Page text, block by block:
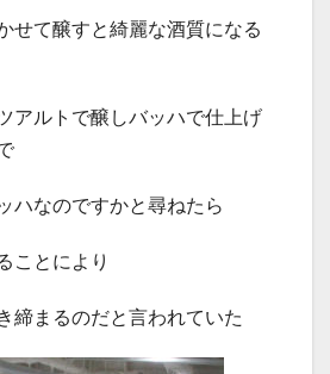
せて醸すと綺麗な酒質になる
アルトで醸しバッハで仕上げ
ハなのですかと尋ねたら
ことにより
締まるのだと言われていた